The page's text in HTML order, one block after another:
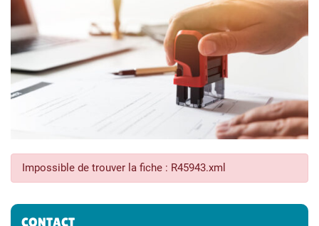
Impossible de trouver la fiche : R45943.xml
Informations complémentaires
CONTACT